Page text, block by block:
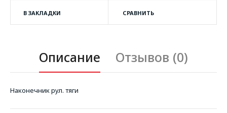
В ЗАКЛАДКИ СРАВНИТЬ
Описание Отзывов (0)
Наконечник рул. тяги